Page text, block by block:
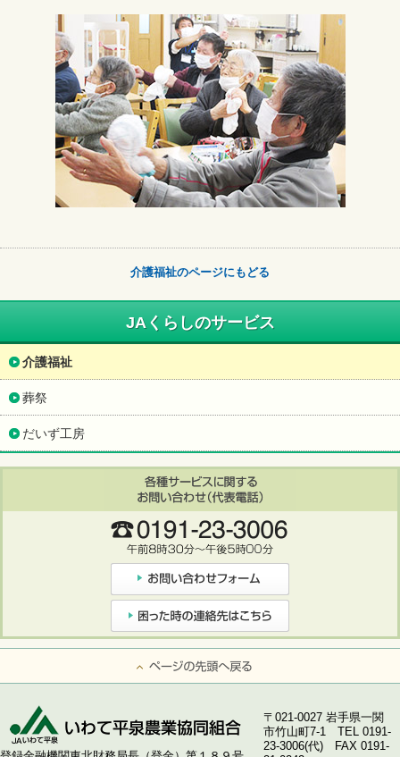
介護福祉のページにもどる
JAくらしのサービス
介護福祉
葬祭
だいず工房
〒021-0027 岩手県一関
市竹山町7-1 TEL 0191-
23-3006(代) FAX 0191-